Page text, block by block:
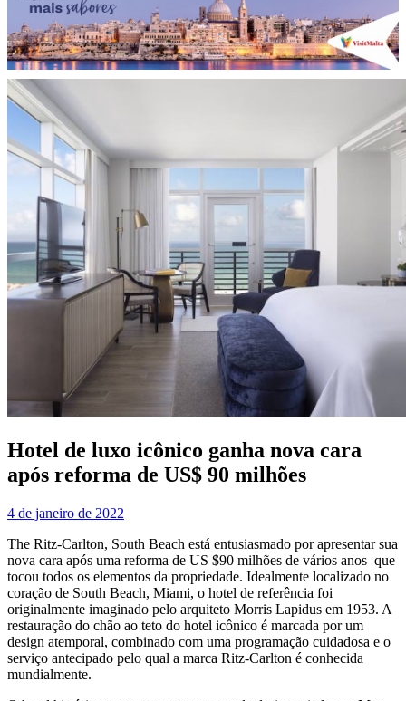
Hotel de luxo icônico ganha nova cara
após reforma de US$ 90 milhões
4 de janeiro de 2022
The Ritz-Carlton, South Beach está entusiasmado por apresentar sua
nova cara após uma reforma de US $90 milhões de vários anos que
tocou todos os elementos da propriedade. Idealmente localizado no
coração de South Beach, Miami, o hotel de referência foi
originalmente imaginado pelo arquiteto Morris Lapidus em 1953. A
restauração do chão ao teto do hotel icônico é marcada por um
design atemporal, combinado com uma programação cuidadosa e o
serviço antecipado pelo qual a marca Ritz-Carlton é conhecida
mundialmente.